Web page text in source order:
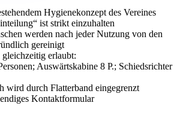
Hygienekonzept des Vereines
ist strikt einzuhalten
werden nach jeder Nutzung von den
gereinigt
erlaubt:
Auswärtskabine 8 P.; Schiedsrichter
wird durch Flatterband eingegrenzt
Kontaktformular